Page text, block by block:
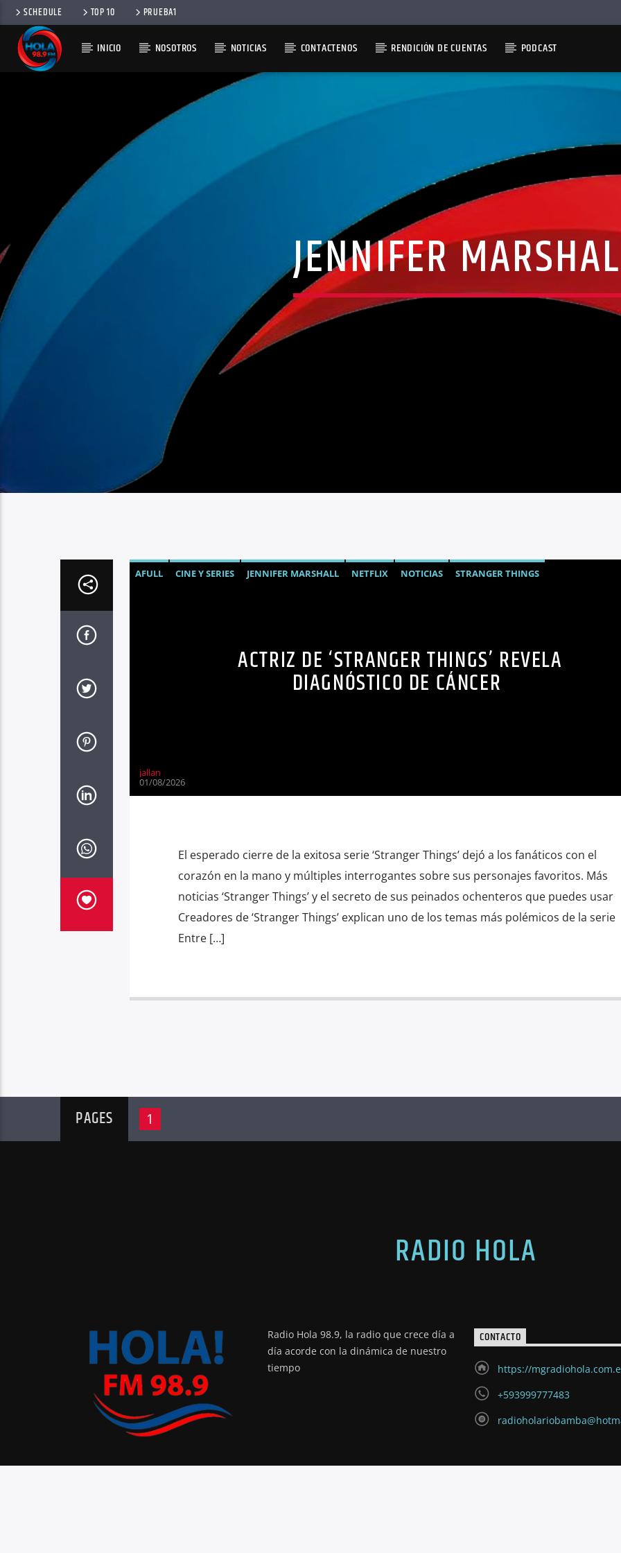
SCHEDULE TOP 10 PRUEBA1
INICIO NOSOTROS NOTICIAS CONTACTENOS RENDICIÓN DE CUENTAS PODCAST
JENNIFER
AFULL CINE Y SERIES JENNIFER MARSHALL NETFLIX NOTICIAS
STRANGER THINGS
ACTRIZ DE ‘STRANGER THINGS’ REVELA
DIAGNÓSTICO DE CÁNCER
jallan
01/08/2026
El esperado cierre de la exitosa serie ‘Stranger Things’ dejó a los fanáticos con el
corazón en la mano y múltiples interrogantes sobre sus personajes favoritos. Más
noticias ‘Stranger Things’ y el secreto de sus peinados ochenteros que puedes usar
Creadores de ‘Stranger Things’ explican uno de los temas más polémicos de la serie
Entre […]
PAGES 1
RADIO HOLA
Radio Hola 98.9, la radio que crece día a
día acorde con la dinámica de nuestro
tiempo
CONTACTO
https://
+593999777483